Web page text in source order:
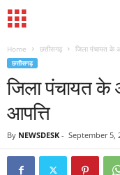
Home छत्तीसगढ़ जिला पंचायत के
छत्तीसगढ़
जिला पंचायत के
आपत्ति
By NEWSDESK - September 5,